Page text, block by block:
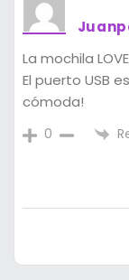
La mochila
El puerto USB
cómoda!
0